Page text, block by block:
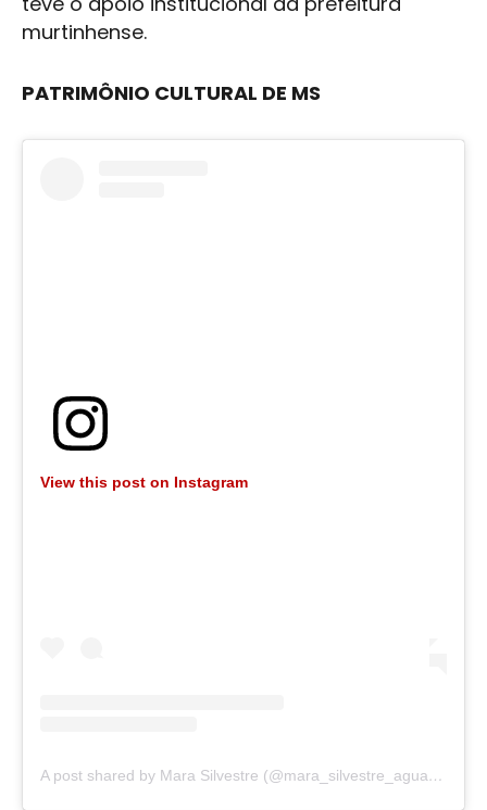
murtinhense.
PATRIMÔNIO CULTURAL DE MS
View this post on Instagram
A post shared by Mara Silvestre (@mara_silvestre_aguacomtv)